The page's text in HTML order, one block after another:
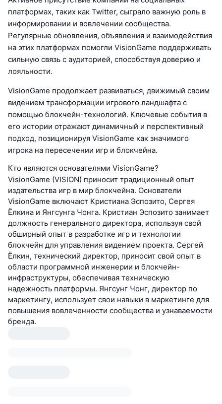
платформах, таких как Twitter, сыграло важную роль в
информировании и вовлечении сообщества.
Регулярные обновления, объявления и взаимодействия
на этих платформах помогли VisionGame поддерживать
сильную связь с аудиторией, способствуя доверию и
лояльности.
VisionGame продолжает развиваться, движимый своим
видением трансформации игрового ландшафта с
помощью блокчейн-технологий. Ключевые события в
его истории отражают динамичный и перспективный
подход, позиционируя VisionGame как значимого
игрока на пересечении игр и блокчейна.
Кто являются основателями VisionGame?
VisionGame (VISION) приносит традиционный опыт
издательства игр в мир блокчейна. Основатели
VisionGame включают Кристиана Эспозито, Сергея
Ёлкина и Янгсунга Чонга. Кристиан Эспозито занимает
должность генерального директора, используя свой
обширный опыт в разработке игр и технологии
блокчейн для управления видением проекта. Сергей
Ёлкин, технический директор, приносит свой опыт в
области программной инженерии и блокчейн-
инфраструктуры, обеспечивая техническую
надежность платформы. Янгсунг Чонг, директор по
маркетингу, использует свои навыки в маркетинге для
повышения вовлеченности сообщества и узнаваемости
бренда.